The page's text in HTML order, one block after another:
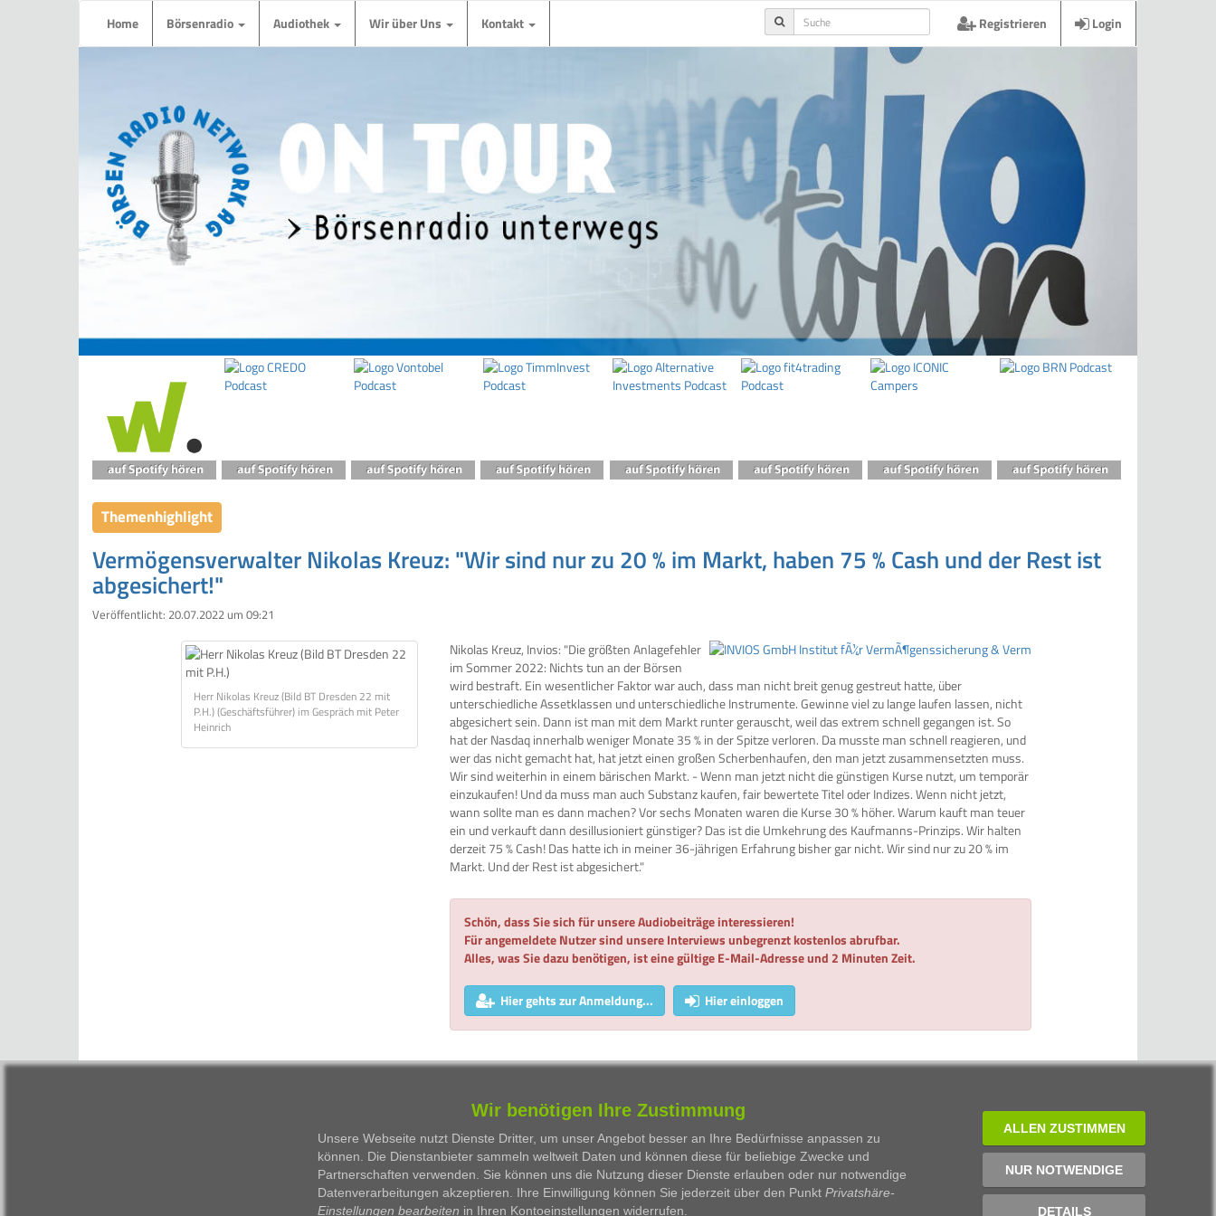
Home Börsenradio Audiothek Wir über Uns Kontakt Registrieren Login
Themenhighlight
Vermögensverwalter Nikolas Kreuz: "Wir sind nur zu 20 % im Markt, haben 75 % Cash und der Rest ist
abgesichert!"
Veröffentlicht: 20.07.2022 um 09:21
Herr Nikolas Kreuz (Bild BT Dresden 22 mit
P.H.) (Geschäftsführer) im Gespräch mit Peter
Heinrich
Nikolas Kreuz, Invios: "Die größten Anlagefehler
im Sommer 2022: Nichts tun an der Börsen
wird bestraft. Ein wesentlicher Faktor war auch, dass man nicht breit genug gestreut hatte, über
unterschiedliche Assetklassen und unterschiedliche Instrumente. Gewinne viel zu lange laufen lassen, nicht
abgesichert sein. Dann ist man mit dem Markt runter gerauscht, weil das extrem schnell gegangen ist. So
hat der Nasdaq innerhalb weniger Monate 35 % in der Spitze verloren. Da musste man schnell reagieren, und
wer das nicht gemacht hat, hat jetzt einen großen Scherbenhaufen, den man jetzt zusammensetzten muss.
Wir sind weiterhin in einem bärischen Markt. - Wenn man jetzt nicht die günstigen Kurse nutzt, um temporär
einzukaufen! Und da muss man auch Substanz kaufen, fair bewertete Titel oder Indizes. Wenn nicht jetzt,
wann sollte man es dann machen? Vor sechs Monaten waren die Kurse 30 % höher. Warum kauft man teuer
ein und verkauft dann desillusioniert günstiger? Das ist die Umkehrung des Kaufmanns-Prinzips. Wir halten
derzeit 75 % Cash! Das hatte ich in meiner 36-jährigen Erfahrung bisher gar nicht. Wir sind nur zu 20 % im
Markt. Und der Rest ist abgesichert."
Schön, dass Sie sich für unsere Audiobeiträge interessieren!
Für angemeldete Nutzer sind unsere Interviews unbegrenzt kostenlos abrufbar.
Alles, was Sie dazu benötigen, ist eine gültige E-Mail-Adresse und 2 Minuten Zeit.
Hier gehts zur Anmeldung... Hier einloggen
WKN
Bezeichnung
ISIN
846900
DAX Performance-Index DE0008469008
Wir benötigen Ihre Zustimmung
Unsere Webseite nutzt Dienste Dritter, um unser Angebot besser an Ihre Bedürfnisse anpassen zu
können. Die Dienstanbieter sammeln weltweit Daten und können diese für beliebige Zwecke und
Partnerschaften verwenden. Sie können uns die Nutzung dieser Dienste erlauben oder nur notwendige
Datenverarbeitungen akzeptieren. Ihre Einwilligung können Sie jederzeit über den Punkt Privatshäre-
Einstellungen bearbeiten in Ihren Kontoeinstellungen widerrufen.
ALLEN ZUSTIMMEN
NUR NOTWENDIGE
DETAILS